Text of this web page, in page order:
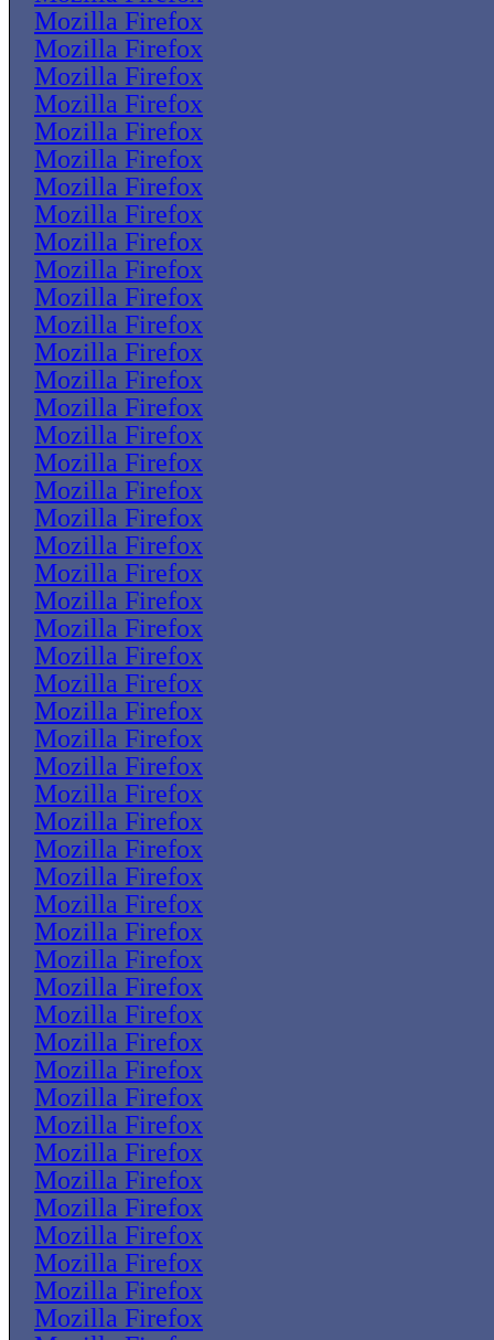
Mozilla Firefox
Mozilla Firefox
Mozilla Firefox
Mozilla Firefox
Mozilla Firefox
Mozilla Firefox
Mozilla Firefox
Mozilla Firefox
Mozilla Firefox
Mozilla Firefox
Mozilla Firefox
Mozilla Firefox
Mozilla Firefox
Mozilla Firefox
Mozilla Firefox
Mozilla Firefox
Mozilla Firefox
Mozilla Firefox
Mozilla Firefox
Mozilla Firefox
Mozilla Firefox
Mozilla Firefox
Mozilla Firefox
Mozilla Firefox
Mozilla Firefox
Mozilla Firefox
Mozilla Firefox
Mozilla Firefox
Mozilla Firefox
Mozilla Firefox
Mozilla Firefox
Mozilla Firefox
Mozilla Firefox
Mozilla Firefox
Mozilla Firefox
Mozilla Firefox
Mozilla Firefox
Mozilla Firefox
Mozilla Firefox
Mozilla Firefox
Mozilla Firefox
Mozilla Firefox
Mozilla Firefox
Mozilla Firefox
Mozilla Firefox
Mozilla Firefox
Mozilla Firefox
Mozilla Firefox